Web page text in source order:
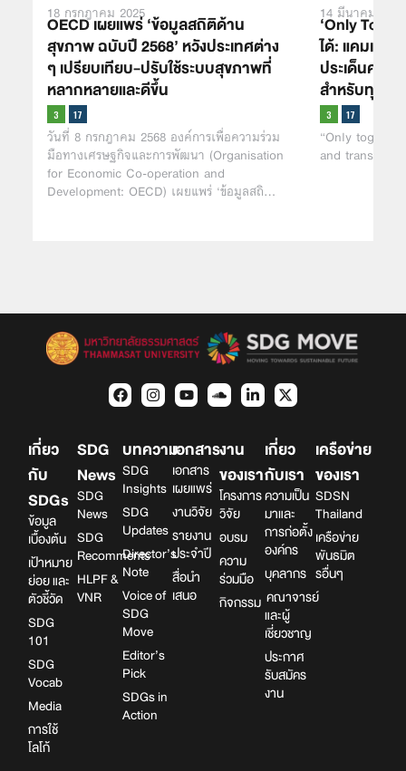
18 กรกฎาคม 2025
OECD เผยแพร่ ‘ข้อมูลสถิติด้าน
สุขภาพ ฉบับปี 2568’ หวังประเทศต่าง
ๆ เปรียบเทียบ-ปรับใช้ระบบสุขภาพที่
หลากหลายและดีขึ้น
วันที่ 8 กรกฎาคม 2568 องค์การเพื่อความร่วม
มือทางเศรษฐกิจและการพัฒนา (Organisation
for Economic Co-operation and
Development: OECD) เผยแพร่ ‘ข้อมูลสถิ…
14 มีนาคม 2021
‘Only
ได้: แคมเปญ
ประเด็นควา
สำหรับทุกคน
“Only
and transform
เกี่ยว
กับ
SDGs
ข้อมูล
เบื้องต้น
เป้าหมาย
ย่อย และ
ตัวชี้วัด
SDG
101
SDG
Vocab
Media
การใช้
โลโก้
SDG
News
SDG
News
SDG
Recomments
HLPF &
VNR
บทความ
SDG
Insights
SDG
Updates
Director’s
Note
Voice of
SDG
Move
Editor’s
Pick
SDGs in
Action
เอกสาร
เอกสาร
เผยแพร่
งานวิจัย
รายงาน
ประจำปี
สื่อนำ
เสนอ
งาน
ของเรา
โครงการ
วิจัย
อบรม
ความ
ร่วมมือ
กิจกรรม
เกี่ยว
กับเรา
ความเป็น
มาและ
การก่อตั้ง
องค์กร
บุคลากร
คณาจารย์
และผู้
เชี่ยวชาญ
ประกาศ
รับสมัคร
งาน
เครือข่าย
ของเรา
SDSN
Thailand
เครือข่าย
พันธมิต
รอื่นๆ